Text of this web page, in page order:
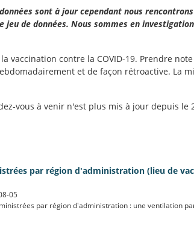
sont à jour cependant nous
jeu de données. Nous sommes en
vaccination contre la COVID-19. Prendre
et de façon rétroactive. La
vous à venir n'est plus mis à jour depuis le
par région d'administration (lieu de
05
par région d'administration : une ventilation